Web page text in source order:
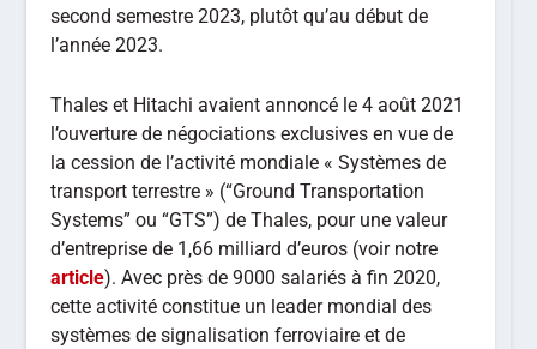
second semestre 2023, plutôt qu’au début de
l’année 2023.
Thales et Hitachi avaient annoncé le 4 août 2021
l’ouverture de négociations exclusives en vue de
la cession de l’activité mondiale « Systèmes de
transport terrestre » (“Ground Transportation
Systems” ou “GTS”) de Thales, pour une valeur
d’entreprise de 1,66 milliard d’euros (voir notre
article). Avec près de 9000 salariés à fin 2020,
cette activité constitue un leader mondial des
systèmes de signalisation ferroviaire et de